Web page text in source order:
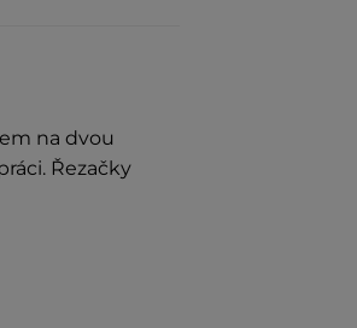
na dvou
Řezačky